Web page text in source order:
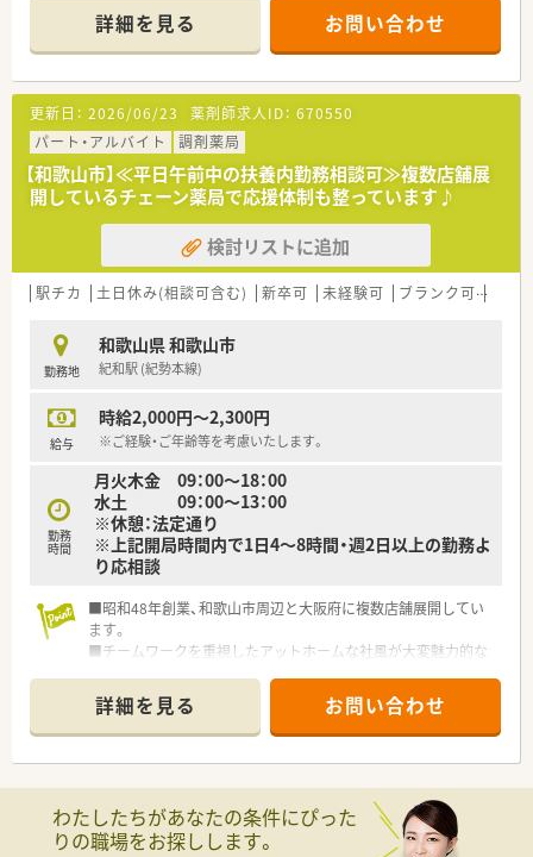
■今後も積極的に新規出店、ドラッグ併設薬局を増やしていく予
定となります。
■OTCは各店登録販売者が在籍しておりますので、調剤部門メイ
ンでの業務になります。
■県外からの就業の場合は、社宅の用意があります。
■施設在宅を中心に在宅にも積極的に力を入れている会社とな
ります。
■毎年、新卒を数名採用しており、若手の薬剤師も沢山活躍して
おります。
詳細を見る お問い合わせ
更新日： 2026/06/23 薬剤師求人ID： 670550
パート・アルバイト
調剤薬局
【和歌山市】≪平日午前中の扶養内勤務相談可≫複数店舗展
開しているチェーン薬局で応援体制も整っています♪
検討リストに追加
駅チカ 土日休み(相談可含む) 新卒可 未経験可 ブランク可
勤務地
和歌山県 和歌山市
紀和駅 (紀勢本線)
給与
時給2,000円～2,300円
※ご経験・ご年齢等を考慮いたします。
勤務
時間
月火木金 09：00～18：00
水土 09：00～13：00
※休憩：法定通り
※上記開局時間内で1日4～8時間・週2日以上の勤務よ
り応相談
■昭和48年創業、和歌山市周辺と大阪府に複数店舗展開してい
ます。
■チームワークを重視したアットホームな社風が大変魅力的な
■和歌山市周辺の出店が多く、和歌山市を希望する方にはオスス
メです。
■地域のかかりつけ薬局として、地域の方の医療に貢献されてい
らっしゃいます。
詳細を見る お問い合わせ
わたしたちがあなたの条件にぴった
りの職場をお探しします。